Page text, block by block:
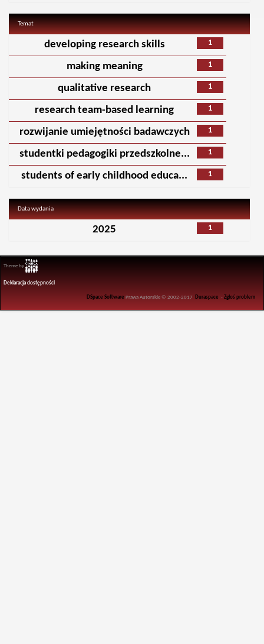
Temat
1
developing research skills
1
making meaning
1
qualitative research
1
research team-based learning
1
rozwijanie umiejętności badawczych
1
studentki pedagogiki przedszkolne...
1
students of early childhood educa...
Data wydania
1
2025
Theme by
Deklaracja dostępności
DSpace Software Prawa Autorskie © 2002-2017 Duraspace -Zgłoś problem